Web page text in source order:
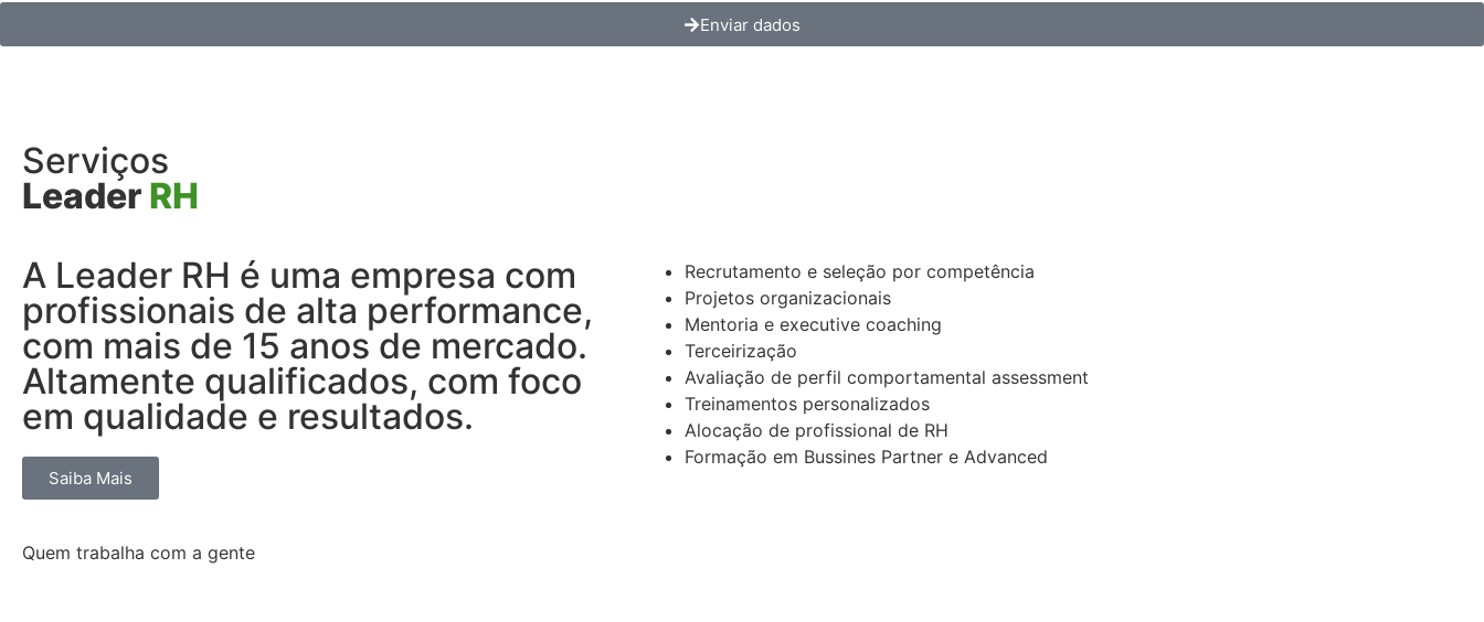
Enviar dados
Serviços
Leader RH
A Leader RH é uma empresa com
profissionais de alta performance,
com mais de 15 anos de mercado.
Altamente qualificados, com foco
em qualidade e resultados.
Saiba Mais
Recrutamento e seleção por competência
Projetos organizacionais
Mentoria e executive coaching
Terceirização
Avaliação de perfil comportamental assessment
Treinamentos personalizados
Alocação de profissional de RH
Formação em Bussines Partner e Advanced
Quem trabalha com a gente